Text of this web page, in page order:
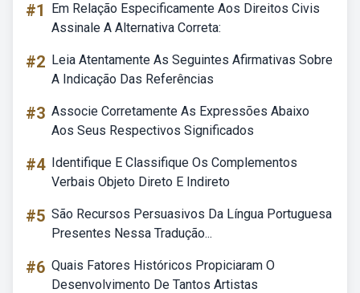
#1
Em Relação Especificamente Aos Direitos Civis
Assinale A Alternativa Correta:
#2 Leia Atentamente As Seguintes Afirmativas Sobre
A Indicação Das Referências
#3 Associe Corretamente As Expressões Abaixo
Aos Seus Respectivos Significados
#4 Identifique E Classifique Os Complementos
Verbais Objeto Direto E Indireto
#5 São Recursos Persuasivos Da Língua Portuguesa
Presentes Nessa Tradução...
#6 Quais Fatores Históricos Propiciaram O
Desenvolvimento De Tantos Artistas